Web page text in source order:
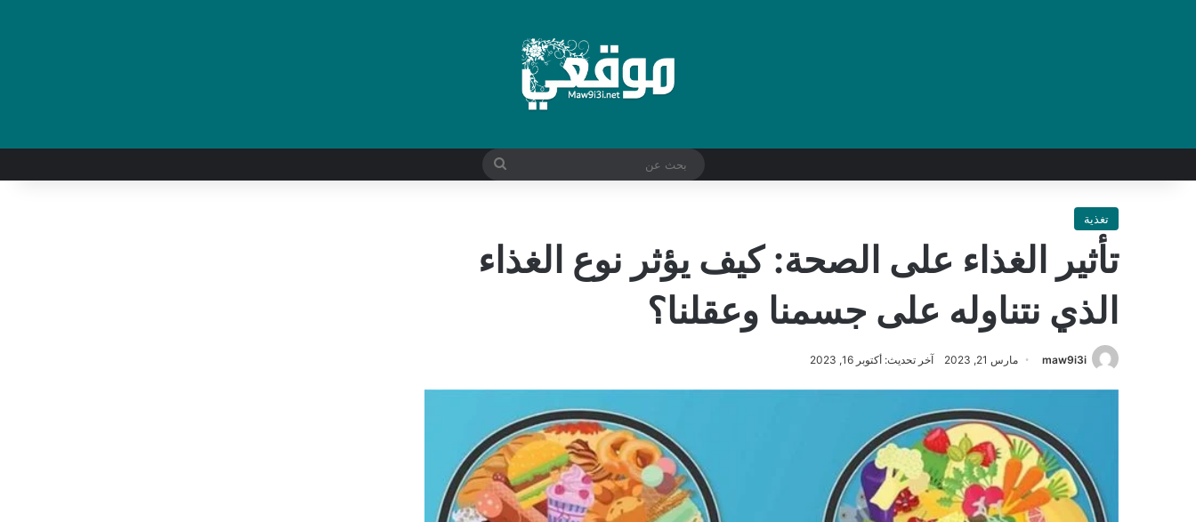
بحث
تغذية
تأثير الغذاء على الصحة: كيف يؤثر نوع الغذاء
الذي نتناوله على جسمنا وعقلنا؟
maw9i3i مارس 21, 2023 آخر تحديث: أكتوبر 16, 2023